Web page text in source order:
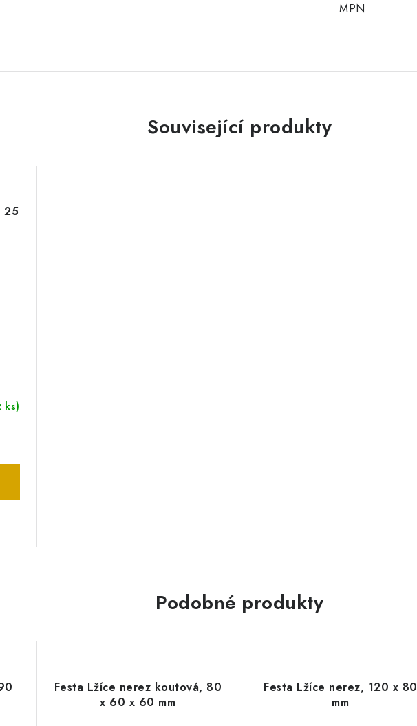
MPN
Související produkty
25
ks)
Podobné produkty
Festa Lžíce nerez koutová, 80
x 60 x 60 mm
Festa Lžíce nerez, 120 x 80
mm